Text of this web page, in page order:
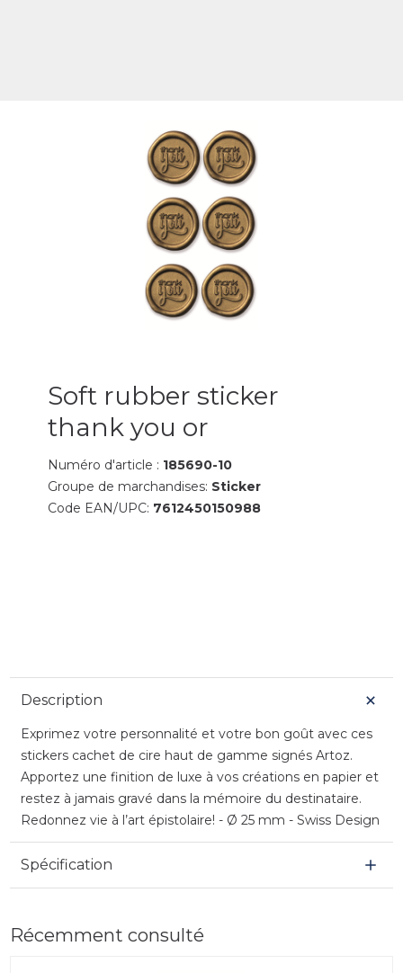
Soft rubber sticker
thank you or
Numéro d'article : 185690-10
Groupe de marchandises: Sticker
Code EAN/UPC: 7612450150988
Description
Exprimez votre personnalité et votre bon goût avec ces
stickers cachet de cire haut de gamme signés Artoz.
Apportez une finition de luxe à vos créations en papier et
restez à jamais gravé dans la mémoire du destinataire.
Redonnez vie à l’art épistolaire! - Ø 25 mm - Swiss Design
Spécification
Récemment consulté